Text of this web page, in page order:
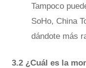
Tampoco
SoHo, China
dándote más
3.2 ¿Cuál es la